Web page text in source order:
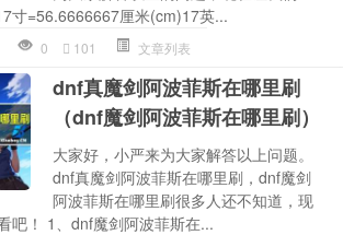
寸=56.6666667厘米(cm)17英...
0 101 文章列表
dnf真魔剑阿波菲斯在哪里刷
（dnf魔剑阿波菲斯在哪里刷）
大家好，小严来为大家解答以上问题。
dnf真魔剑阿波菲斯在哪里刷，dnf魔剑
阿波菲斯在哪里刷很多人还不知道，现
吧！ 1、dnf魔剑阿波菲斯在...